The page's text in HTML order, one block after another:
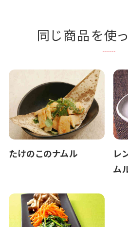
同じ商品を使
たけのこのナムル
レ
ム